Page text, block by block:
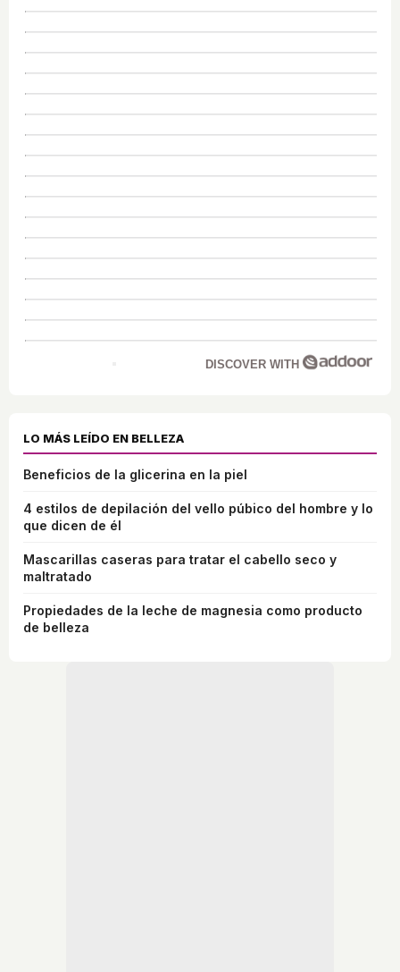
DISCOVER WITH
LO MÁS LEÍDO EN BELLEZA
Beneficios de la glicerina en la piel
4 estilos de depilación del vello púbico del hombre y lo
que dicen de él
Mascarillas caseras para tratar el cabello seco y
maltratado
Propiedades de la leche de magnesia como producto
de belleza